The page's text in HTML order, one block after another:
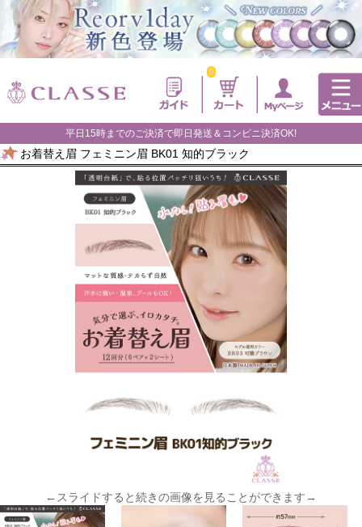
0
平日15時までのご決済で即日発送＆コンビニ決済OK!
お着替え眉 フェミニン眉 BK01 知的ブラック
←スライドすると続きの画像を見ることができます→